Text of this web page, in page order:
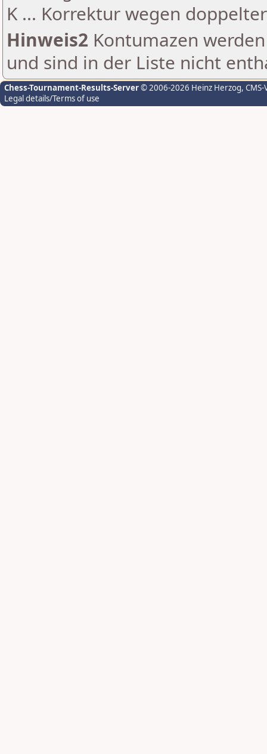
K ... Korrektur wegen
Hinweis2 Kontumazen
und sind in der Liste nicht
Chess-Tournament-Results-Server© 2006-2026 Heinz Herzog,
Legal details/Terms of use